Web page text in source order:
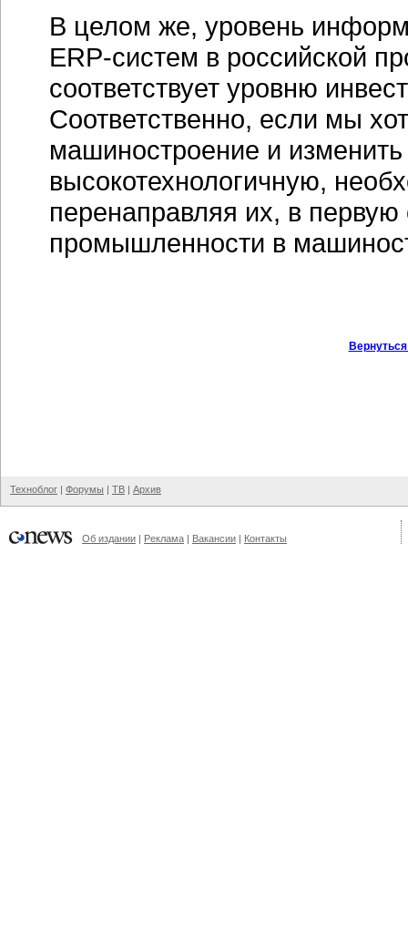
В целом же, уровень
ERP-систем в российской
соответствует уровню
Соответственно, если мы
машиностроение и изменить
высокотехнологичную,
перенаправляя их, в первую
промышленности в
Техноблог | Форумы | ТВ | Архив
Об издании | Реклама | Вакансии | Контакты